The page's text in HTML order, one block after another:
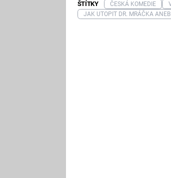
ŠTÍTKY ČESKÁ KOMEDIE
JAK UTOPIT DR. MRÁČKA